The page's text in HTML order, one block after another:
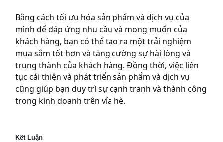
Bằng cách tối ưu hóa sản phẩm và dịch vụ của
mình để đáp ứng nhu cầu và mong muốn của
khách hàng, bạn có thể tạo ra một trải nghiệm
mua sắm tốt hơn và tăng cường sự hài lòng và
trung thành của khách hàng. Đồng thời, việc liên
tục cải thiện và phát triển sản phẩm và dịch vụ
cũng giúp bạn duy trì sự cạnh tranh và thành công
trong kinh doanh trên vỉa hè.
Kết Luận